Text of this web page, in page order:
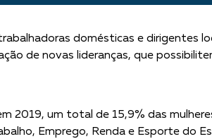
domésticas e dirigentes
de novas lideranças, que
2019, um total de 15,9% das
Emprego, Renda e Esporte do